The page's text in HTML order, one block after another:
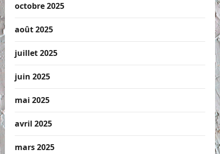
octobre 2025
août 2025
juillet 2025
juin 2025
mai 2025
avril 2025
mars 2025